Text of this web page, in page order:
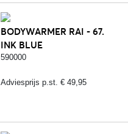
BODYWARMER RAI - 67.
INK BLUE
590000
Adviesprijs p.st. € 49,95